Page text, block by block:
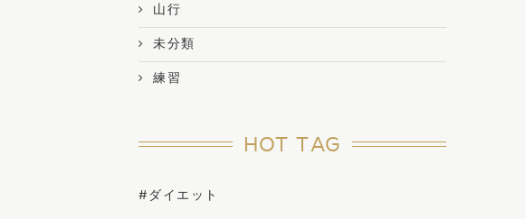
山行
未分類
練習
HOT TAG
#ダイエット